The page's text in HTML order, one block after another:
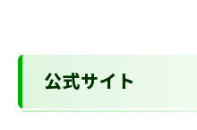
公式サイト